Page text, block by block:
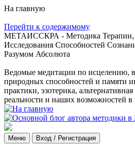
На главную
Перейти к содержимому
МЕТАИССКРА - Методика Терапии,
Исследования Способностей
Разумом Абсолюта
Ведомые медитации по исцелению,
природных способностей и памяти
практики, эзотерика,
реальности и наших возможностей в
Меню Вход / Регистрация